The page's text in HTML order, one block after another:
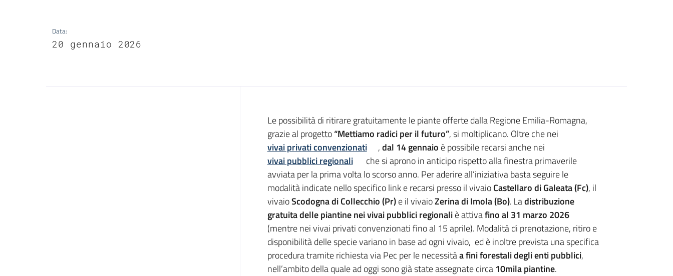
Data:
20 gennaio 2026
Introduzione
Le possibilità di ritirare gratuitamente le piante offerte dalla Regione Emilia-Romagna,
grazie al progetto“Mettiamo radici per il futuro”,si moltiplicano. Oltre che nei
vivai privati convenzionati
,dal 14 gennaio è possibile recarsi anche nei
vivai pubblici regionali
che si aprono in anticipo rispetto alla finestra primaverile
avviata per la prima volta lo scorso anno. Per aderire all’iniziativa basta seguire le
modalità indicate nello specifico link e recarsi presso il vivaioCastellaro di Galeata (Fc), il
vivaioScodogna di Collecchio (Pr)e il vivaioZerina di Imola (Bo).Ladistribuzione
gratuita delle piantine nei vivai pubblici regionaliè attivafino al 31 marzo 2026
(mentre nei vivai privati convenzionati fino al 15 aprile). Modalità di prenotazione, ritiro e
disponibilità delle specie variano in base ad ogni vivaio, ed è inoltre prevista una specifica
procedura tramite richiesta via Pec per le necessitàa fini forestali degli enti pubblici,
nell’ambito della quale ad oggi sono già state assegnate circa10mila piantine.